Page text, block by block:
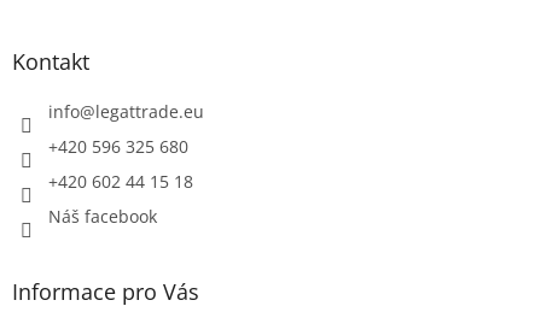
Kontakt
info@legattrade.eu
+420 596 325 680
+420 602 44 15 18
Náš facebook
Informace pro Vás